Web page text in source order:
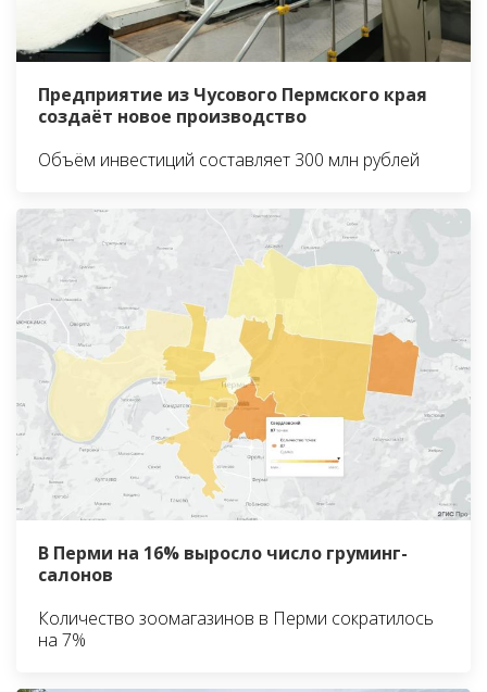
Предприятие из Чусового Пермского края
создаёт новое производство
Объём инвестиций составляет 300 млн рублей
В Перми на 16% выросло число груминг-
салонов
Количество зоомагазинов в Перми сократилось
на 7%